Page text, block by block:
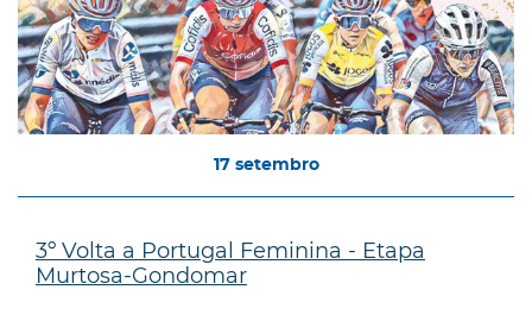
17 setembro
3º Volta a Portugal Feminina - Etapa
Murtosa-Gondomar